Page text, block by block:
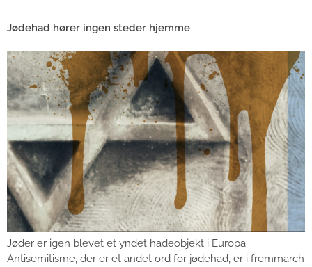
Jødehad hører ingen steder hjemme
Jøder er igen blevet et yndet hadeobjekt i Europa.
Antisemitisme, der er et andet ord for jødehad, er i fremmarch